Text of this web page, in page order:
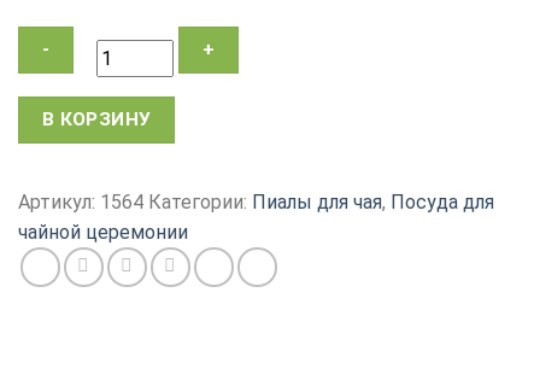
Количество
для
чая
Золотая
пшеница,
В КОРЗИНУ
Артикул: 1564 Категории: Пиалы для чая, Посуда для
чайной церемонии